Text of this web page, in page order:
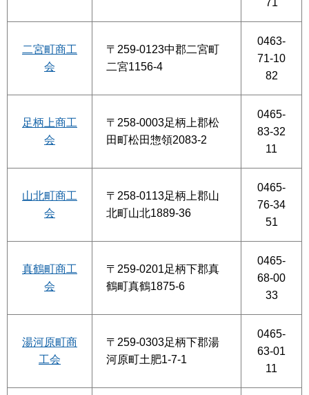
71
二宮町商工
会
〒259-0123中郡二宮町
二宮1156-4
0463-
71-10
82
足柄上商工
会
〒258-0003足柄上郡松
田町松田惣領2083-2
0465-
83-32
11
山北町商工
会
〒258-0113足柄上郡山
北町山北1889-36
0465-
76-34
51
真鶴町商工
会
〒259-0201足柄下郡真
鶴町真鶴1875-6
0465-
68-00
33
湯河原町商
工会
〒259-0303足柄下郡湯
河原町土肥1-7-1
0465-
63-01
11